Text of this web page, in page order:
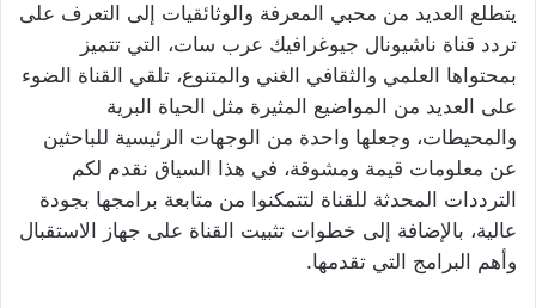
يتطلع العديد من محبي المعرفة والوثائقيات إلى التعرف على
تردد قناة ناشيونال جيوغرافيك عرب سات، التي تتميز
بمحتواها العلمي والثقافي الغني والمتنوع، تلقي القناة الضوء
على العديد من المواضيع المثيرة مثل الحياة البرية
والمحيطات، وجعلها واحدة من الوجهات الرئيسية للباحثين
عن معلومات قيمة ومشوقة، في هذا السياق نقدم لكم
الترددات المحدثة للقناة لتتمكنوا من متابعة برامجها بجودة
عالية، بالإضافة إلى خطوات تثبيت القناة على جهاز الاستقبال
وأهم البرامج التي تقدمها.